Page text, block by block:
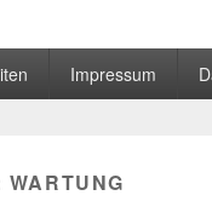
Impressum
WARTUNG